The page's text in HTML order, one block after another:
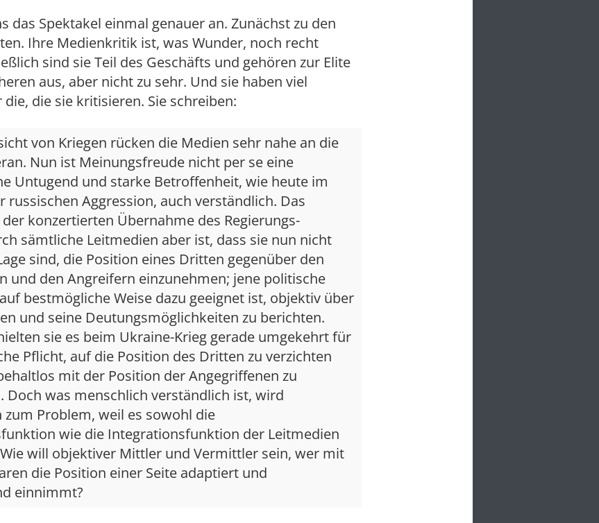
das Spektakel einmal genauer an. Zunächst zu den
Ihre Medienkritik ist, was Wunder, noch recht
sind sie Teil des Geschäfts und gehören zur Elite
aus, aber nicht zu sehr. Und sie haben viel
die sie kritisieren. Sie schreiben:
von Kriegen rücken die Medien sehr nahe an die
Nun ist Meinungsfreude nicht per se eine
Untugend und starke Betroffenheit, wie heute im
russischen Aggression, auch verständlich. Das
konzertierten Übernahme des Regierungs-
sämtliche Leitmedien aber ist, dass sie nun nicht
sind, die Position eines Dritten gegenüber den
und den Angreifern einzunehmen; jene politische
bestmögliche Weise dazu geeignet ist, objektiv über
und seine Deutungsmöglichkeiten zu berichten.
sie es beim Ukraine-Krieg gerade umgekehrt für
Pflicht, auf die Position des Dritten zu verzichten
mit der Position der Angegriffenen zu
Doch was menschlich verständlich ist, wird
zum Problem, weil es sowohl die
wie die Integrationsfunktion der Leitmedien
will objektiver Mittler und Vermittler sein, wer mit
die Position einer Seite adaptiert und
einnimmt?